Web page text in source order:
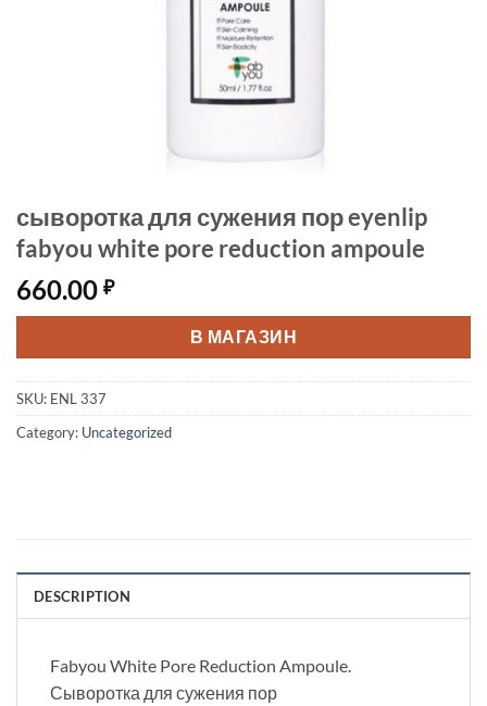
сыворотка для сужения пор eyenlip
fabyou white pore reduction ampoule
660.00 ₽
В МАГАЗИН
SKU: ENL 337
Category: Uncategorized
DESCRIPTION
Fabyou White Pore Reduction Ampoule. ​
Сыворотка для сужения пор